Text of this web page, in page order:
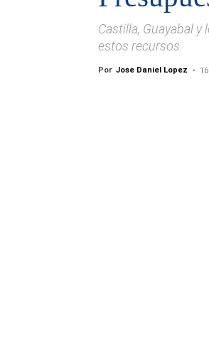
Castilla, Guayabal
estos recursos.
Por Jose Daniel Lopez -